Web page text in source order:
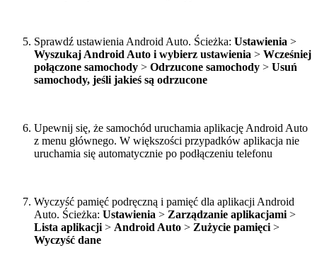
Sprawdź ustawienia Android Auto. Ścieżka: Ustawienia >
Wyszukaj Android Auto i wybierz ustawienia > Wcześniej
połączone samochody > Odrzucone samochody > Usuń
samochody, jeśli jakieś są odrzucone
Upewnij się, że samochód uruchamia aplikację Android Auto
z menu głównego. W większości przypadków aplikacja nie
uruchamia się automatycznie po podłączeniu telefonu
Wyczyść pamięć podręczną i pamięć dla aplikacji Android
Auto. Ścieżka: Ustawienia > Zarządzanie aplikacjami >
Lista aplikacji > Android Auto > Zużycie pamięci >
Wyczyść dane